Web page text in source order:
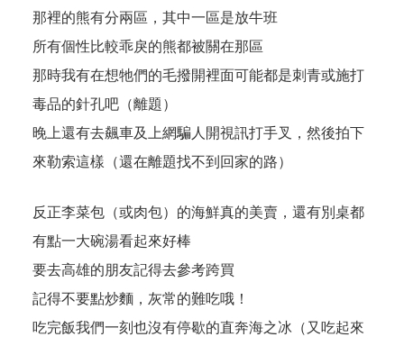
那裡的熊有分兩區，其中一區是放牛班
所有個性比較乖戾的熊都被關在那區
那時我有在想牠們的毛撥開裡面可能都是刺青或施打
毒品的針孔吧（離題）
晚上還有去飆車及上網騙人開視訊打手叉，然後拍下
來勒索這樣（還在離題找不到回家的路）
反正李菜包（或肉包）的海鮮真的美賣，還有別桌都
有點一大碗湯看起來好棒
要去高雄的朋友記得去參考跨買
記得不要點炒麵，灰常的難吃哦！
吃完飯我們一刻也沒有停歇的直奔海之冰（又吃起來